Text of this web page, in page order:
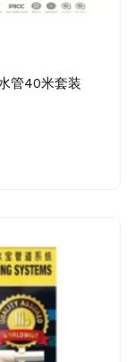
管40米套装